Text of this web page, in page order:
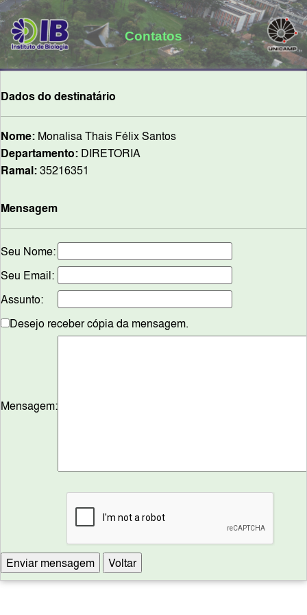
Contatos
Dados do destinatário
Nome: Monalisa Thais Félix Santos
Departamento: DIRETORIA
Ramal:35216351
Mensagem
Seu Nome:
Seu Email:
Assunto:
Desejo receber cópia da mensagem.
Mensagem: